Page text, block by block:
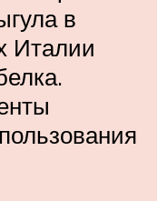
в
Италии